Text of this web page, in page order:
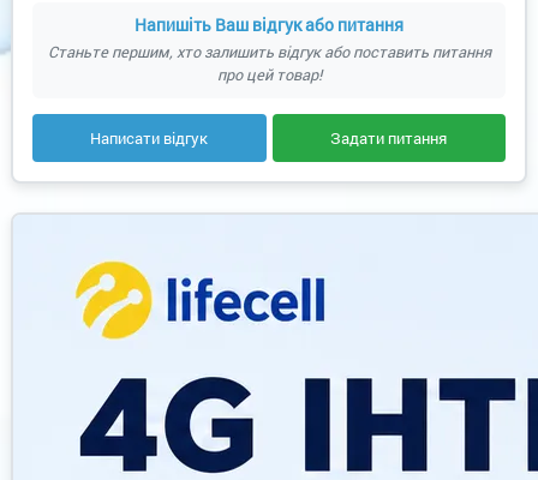
Напишіть Ваш відгук або питання
Станьте першим, хто залишить відгук або поставить питання
про цей товар!
Написати відгук Задати питання